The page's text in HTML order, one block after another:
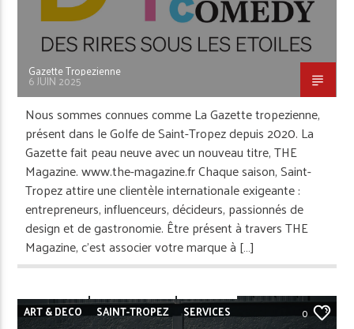
Gazette Tropezienne
6 JUIN 2025
Nous sommes connues comme La Gazette tropezienne,
présent dans le Golfe de Saint-Tropez depuis 2020. La
Gazette fait peau neuve avec un nouveau titre, THE
Magazine. www.the-magazine.fr Chaque saison, Saint-
Tropez attire une clientèle internationale exigeante :
entrepreneurs, influenceurs, décideurs, passionnés de
design et de gastronomie. Être présent à travers THE
Magazine, c’est associer votre marque à […]
ART & DECO SAINT-TROPEZ
SERVICES
0